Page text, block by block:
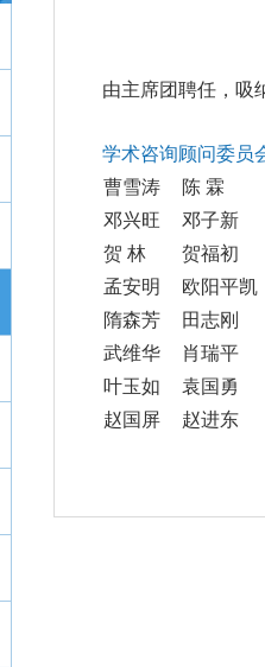
由主席团聘任，吸
学术咨询顾问委员
曹雪涛
陈 霖
邓兴旺
邓子新
贺 林
贺福初
孟安明
欧阳平凯
隋森芳
田志刚
武维华
肖瑞平
叶玉如
袁国勇
赵国屏
赵进东